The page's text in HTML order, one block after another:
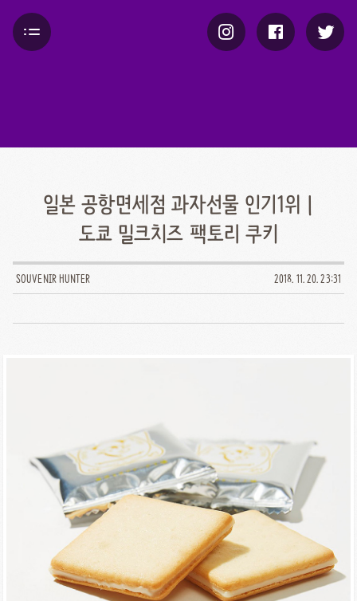
일본 공항면세점 과자선물 인기1위 |
도쿄 밀크치즈 팩토리 쿠키
SOUVENIR HUNTER 2018. 11. 20. 23:31